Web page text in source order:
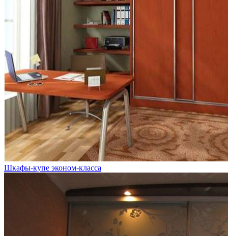
Шкафы-купе эконом-класса